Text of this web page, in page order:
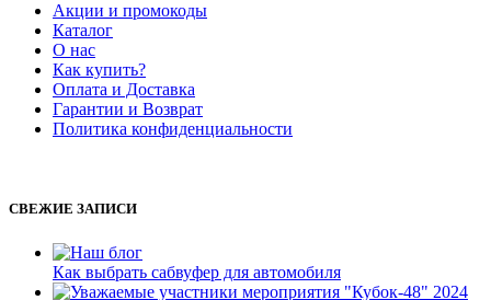
Акции и промокоды
Каталог
О нас
Как купить?
Оплата и Доставка
Гарантии и Возврат
Политика конфиденциальности
СВЕЖИЕ ЗАПИСИ
Как выбрать сабвуфер для автомобиля